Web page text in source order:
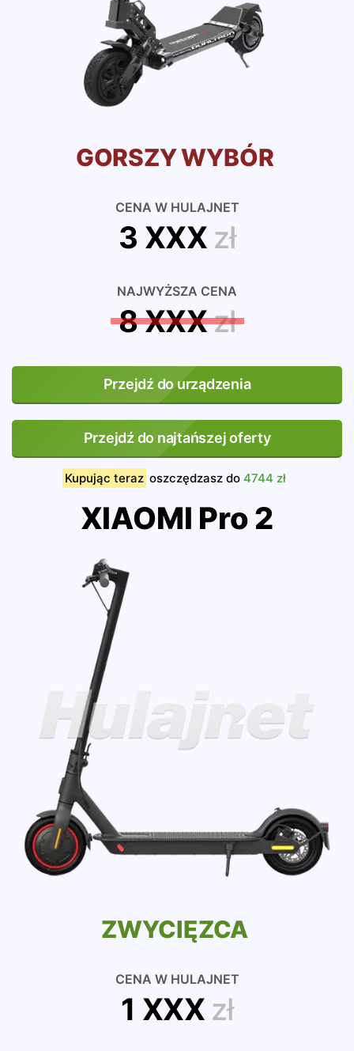
GORSZY WYBÓR
CENA W HULAJNET
3 XXX zł
NAJWYŻSZA CENA
8 XXXzł
Przejdź do urządzenia
Przejdź do najtańszej oferty
Kupując teraz oszczędzasz do 4744 zł
XIAOMI Pro 2
ZWYCIĘZCA
CENA W HULAJNET
1 XXX zł